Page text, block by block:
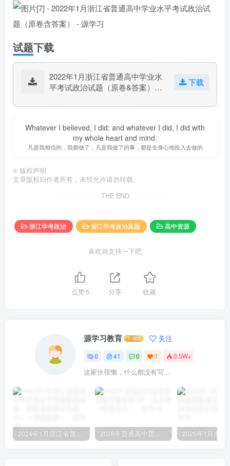
试题下载
2022年1月浙江省普通高中学业水
平考试政治试题（原卷&答案）.zi
下载
Whatever I believed, I did; and whatever I did, I did with
my whole heart and mind.
凡是我相信的，我都做了；凡是我做了的事，都是全身心地投入去做的
© 版权声明
文章版权归作者所有，未经允许请勿转载。
THE END
浙江学考政治 浙江学考政治真题 高中资源
喜欢就支持一下吧
点赞5 分享 收藏
源学习教育 关注
0 41 0 1 3.5W+
这家伙很懒，什么都没有写...
2024年1月浙江省普通高中学业水平考试政治试题（原卷含答案含答题卡）（视频解析） 2026年普通高中思想政治电子教材全7本（从必修一到选必三）